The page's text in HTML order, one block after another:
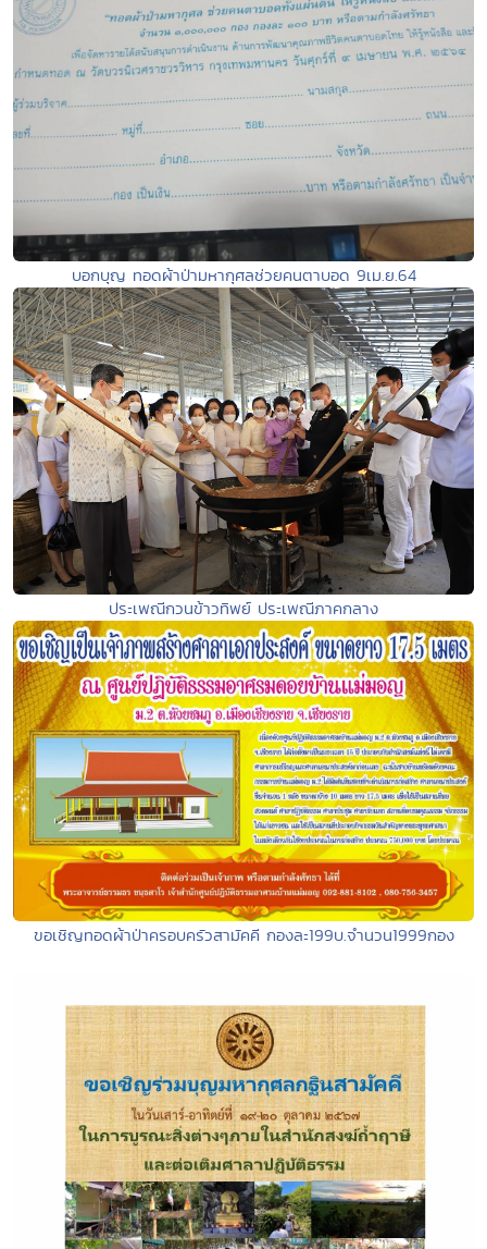
บอกบุญ ทอดผ้าป่ามหากุศลช่วยคนตาบอด 9เม.ย.64
ประเพณีกวนข้าวทิพย์ ประเพณีภาคกลาง
ขอเชิญทอดผ้าป่าครอบครัวสามัคคี กองละ199บ.จำนวน1999กอง